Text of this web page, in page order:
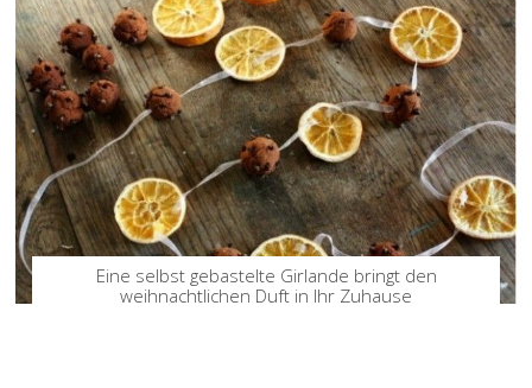
Eine selbst gebastelte Girlande bringt den
weihnachtlichen Duft in Ihr Zuhause